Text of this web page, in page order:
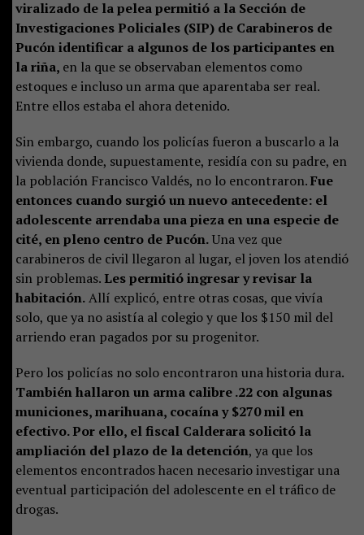
viralizado de la pelea permitió a la Sección de
Investigaciones Policiales (SIP) de Carabineros de
Pucón identificar a algunos de los participantes en
la riña, en la que se observaban elementos como
estoques e incluso un arma que aparentaba ser real.
Entre ellos estaba el ahora detenido.
Sin embargo, cuando los policías fueron a buscarlo a la
vivienda donde, supuestamente, residía con su padre, en
la población Francisco Valdés, no lo encontraron.Fue
entonces cuando surgió un nuevo antecedente: el
adolescente arrendaba una pieza en una especie de
cité, en pleno centro de Pucón.Una vez que
carabineros de civil llegaron al lugar, el joven los atendió
sin problemas. Les permitió ingresar y revisar la
habitación.Allí explicó, entre otras cosas, que vivía
solo, que ya no asistía al colegio y que los $150 mil del
arriendo eran pagados por su progenitor.
Pero los policías no solo encontraron una historia dura.
También hallaron un arma calibre .22 con algunas
municiones, marihuana, cocaína y $270 mil en
efectivo. Por ello, el fiscal Calderara solicitó la
ampliación del plazo de la detención, ya que los
elementos encontrados hacen necesario investigar una
eventual participación del adolescente en el tráfico de
drogas.